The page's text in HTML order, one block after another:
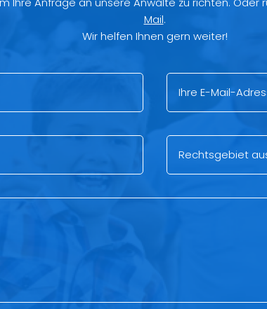
Mail.
Wir helfen Ihnen gern weiter!